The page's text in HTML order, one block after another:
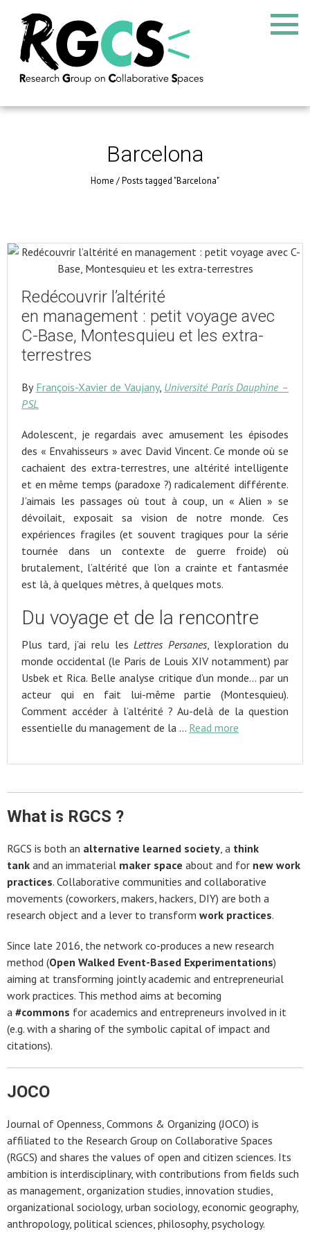
Barcelona
Home /Posts tagged "Barcelona"
Redécouvrir l’altérité
en management : petit voyage avec
C-Base, Montesquieu et les extra-
terrestres
By François-Xavier de Vaujany, Université Paris Dauphine –
PSL
Adolescent, je regardais avec amusement les épisodes
des « Envahisseurs » avec David Vincent. Ce monde où se
cachaient des extra-terrestres, une altérité intelligente
et en même temps (paradoxe ?) radicalement différente.
J’aimais les passages où tout à coup, un « Alien » se
dévoilait, exposait sa vision de notre monde. Ces
expériences fragiles (et souvent tragiques pour la série
tournée dans un contexte de guerre froide) où
brutalement, l’altérité que l’on a crainte et fantasmée
est là, à quelques mètres, à quelques mots.
Du voyage et de la rencontre
Plus tard, j’ai relu lesLettres Persanes, l’exploration du
monde occidental (le Paris de Louis XIV notamment) par
Usbek et Rica. Belle analyse critique d’un monde… par un
acteur qui en fait lui-même partie (Montesquieu).
Comment accéder à l’altérité ? Au-delà de la question
essentielle du management de la … Read more
What is RGCS ?
RGCS is both an alternative learned society, a think
tank and an immaterial maker space about and for new work
practices. Collaborative communities and collaborative
movements (coworkers, makers, hackers, DIY) are both a
research object and a lever to transform work practices.
Since late 2016, the network co-produces a new research
method (Open Walked Event-Based Experimentations)
aiming at transforming jointly academic and entrepreneurial
work practices. This method aims at becoming
a #commons for academics and entrepreneurs involved in it
(e.g. with a sharing of the symbolic capital of impact and
citations).
JOCO
Journal of Openness, Commons & Organizing (JOCO) is
affiliated to the Research Group on Collaborative Spaces
(RGCS) and shares the values of open and citizen sciences. Its
ambition is interdisciplinary, with contributions from fields such
as management, organization studies, innovation studies,
organizational sociology, urban sociology, economic geography,
anthropology, political sciences, philosophy, psychology.